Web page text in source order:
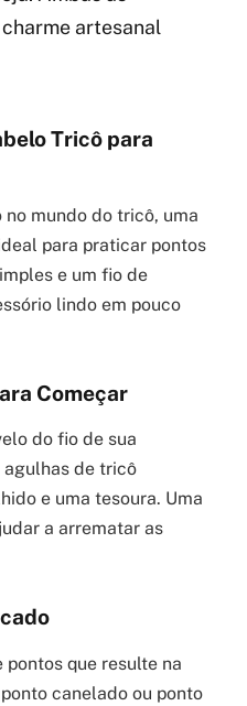
artesanal
Tricô para
mundo do tricô, uma
para praticar pontos
e um fio de
lindo em pouco
Começar
do fio de sua
agulhas de tricô
e uma tesoura. Uma
a arrematar as
pontos que resulte na
canelado ou ponto